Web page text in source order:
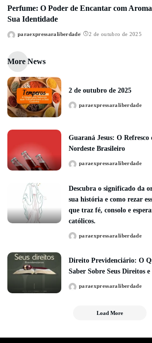
Perfume: O Poder de Encantar com
Sua Identidade
Posted
paraexpressaraliberdade 2 de outubro de 2025
More News
2 de outubro de 2025
Posted
paraexpressaraliberdade
Guaraná Jesus: O
Nordeste Brasileiro
Posted
paraexpressaraliberdade
Descubra o significado da
sua história e como rezar
que traz fé, consolo e
católicos.
Posted
paraexpressaraliberdade
Direito Previdenciário: O
Saber Sobre Seus Direitos e
Posted
paraexpressaraliberdade
Load More